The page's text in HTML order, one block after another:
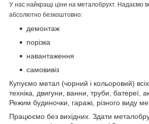
У нас найкращі ціни на металобрухт. Надаємо
абсолютно безкоштовно:
демонтаж
порізка
навантаження
самовивіз
Купуємо метал (чорний і кольоровий)
техніка, двигуни, ванни, труби, батереї,
Режим будиночки, гаражі, різного виду
Працюємо без вихідних. Здати